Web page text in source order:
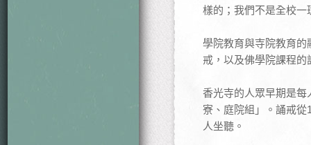
樣的；我們不是全校
學院教育與寺院教育
戒，以及佛學院課程的
香光寺的人眾早期是每
寮、庭院組」。誦戒從
人坐聽。